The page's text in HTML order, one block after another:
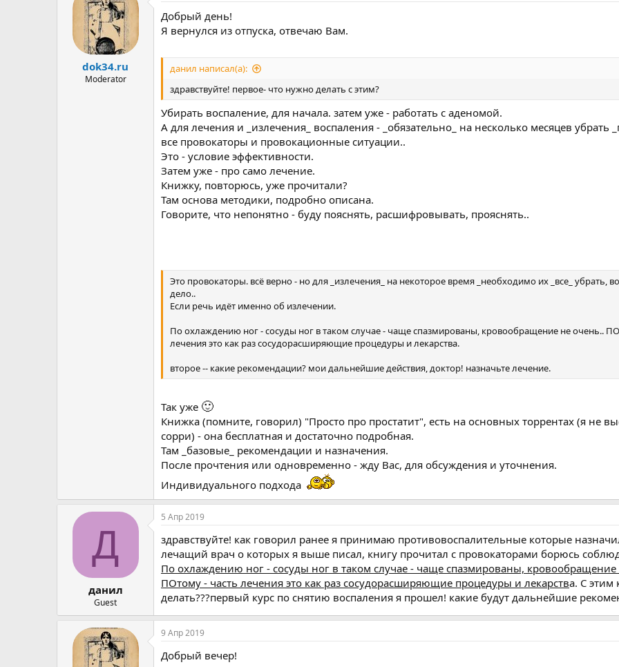
dok34.ru
Moderator
Добрый день!
Я вернулся из отпуска, отвечаю Вам.
данил написал(а):
здравствуйте! первое- что нужно делать с этим?
Убирать воспаление, для начала. затем уже - работать с аденомой.
А для лечения и _излечения_ воспаления - _обязательно_ на несколько месяцев убрать
все провокаторы и провокационные ситуации..
Это - условие эффективности.
Затем уже - про само лечение.
Книжку, повторюсь, уже прочитали?
Там основа методики, подробно описана.
Говорите, что непонятно - буду пояснять, расшифровывать, прояснять..
Это провокаторы. всё верно - но для _излечения_ на некоторое время _необходимо их _все_ убрать,
дело..
Если речь идёт именно об излечении.
По охлаждению ног - сосуды ног в таком случае - чаще спазмированы, кровообращение не очень..
лечения это как раз сосудорасширяющие процедуры и лекарства.
второе -- какие рекомендации? мои дальнейшие действия, доктор! назначьте лечение.
Так уже 🙂
Книжка (помните, говорил) "Просто про простатит", есть на основных торрентах (я не
сорри) - она бесплатная и достаточно подробная.
Там _базовые_ рекомендации и назначения.
После прочтения или одновременно - жду Вас, для обсуждения и уточнения.
Индивидуального подхода
Д
данил
Guest
5 Апр 2019
здравствуйте! как говорил ранее я принимаю противовоспалительные которые
лечащий врач о которых я выше писал, книгу прочитал с провокаторами борюсь
По охлаждению ног - сосуды ног в таком случае - чаще спазмированы, кровообращение
ПОтому - часть лечения это как раз сосудорасширяющие процедуры и лекарства. С этим
делать???первый курс по снятию воспаления я прошел! какие будут дальнейшие
9 Апр 2019
Добрый вечер!